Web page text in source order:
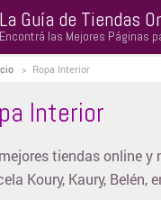
La Guía de Tiendas
Encontrá las Mejores Páginas
> Ropa Interior
Interior
tiendas online y
Koury, Kaury, Belén,